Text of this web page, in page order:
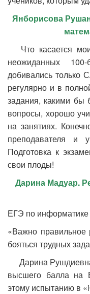
Янборисова
Что касается
неожиданных 100-
добивались только
регулярно и в
задания, какими
вопросы, хорошо
на занятиях.
преподавателя и
Подготовка к
свои плоды!
Дарина Мадуар.
ЕГЭ по информатике
«Важно
бояться трудных
Дарина Рушдиевна
высшего балла на
этому испытанию в